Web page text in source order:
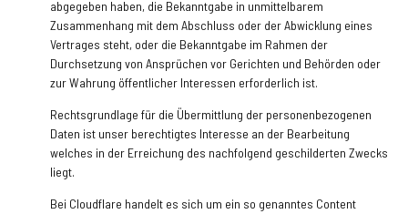
abgegeben haben, die Bekanntgabe in unmittelbarem
Zusammenhang mit dem Abschluss oder der Abwicklung eines
Vertrages steht, oder die Bekanntgabe im Rahmen der
Durchsetzung von Ansprüchen vor Gerichten und Behörden oder
zur Wahrung öffentlicher Interessen erforderlich ist.
Rechtsgrundlage für die Übermittlung der personenbezogenen
Daten ist unser berechtigtes Interesse an der Bearbeitung
welches in der Erreichung des nachfolgend geschilderten Zwecks
liegt.
Bei Cloudflare handelt es sich um ein so genanntes Content